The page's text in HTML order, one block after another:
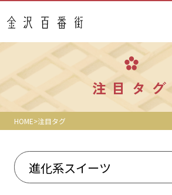
フロアガイド
あんと
Rinto
あんと西
注目タグ
HOME 注目タグ